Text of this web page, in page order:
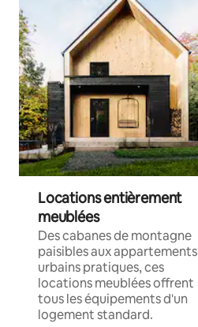
Locations entièrement
meublées
Des cabanes de montagne
paisibles aux appartements
urbains pratiques, ces
locations meublées offrent
tous les équipements d'un
logement standard.